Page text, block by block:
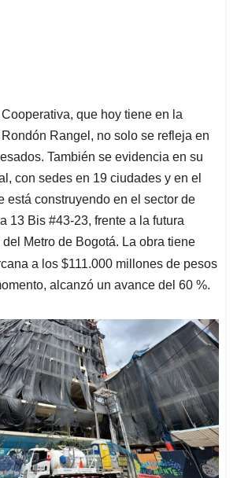
que hoy tiene en la
Rangel, no solo se refleja en
También se evidencia en su
con sedes en 19 ciudades y en el
está construyendo en el sector de
13 Bis #43-23, frente a la futura
Metro de Bogotá. La obra tiene
a los $111.000 millones de pesos
alcanzó un avance del 60 %.